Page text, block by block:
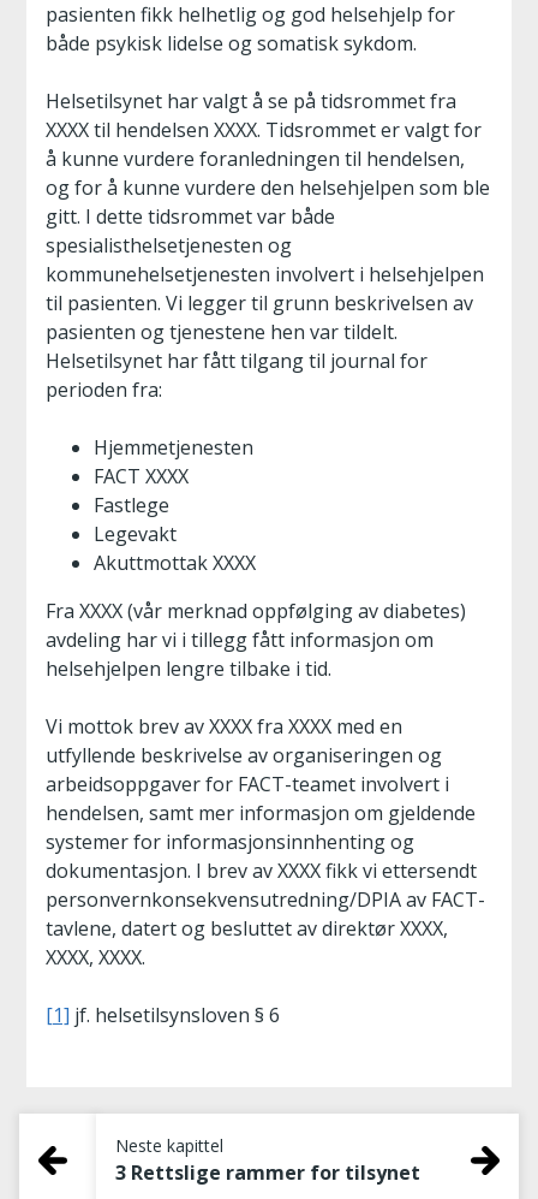
pasienten fikk helhetlig og god helsehjelp for
både psykisk lidelse og somatisk sykdom.
Helsetilsynet har valgt å se på tidsrommet fra
XXXX til hendelsen XXXX. Tidsrommet er valgt for
å kunne vurdere foranledningen til hendelsen,
og for å kunne vurdere den helsehjelpen som ble
gitt. I dette tidsrommet var både
spesialisthelsetjenesten og
kommunehelsetjenesten involvert i helsehjelpen
til pasienten. Vi legger til grunn beskrivelsen av
pasienten og tjenestene hen var tildelt.
Helsetilsynet har fått tilgang til journal for
perioden fra:
Hjemmetjenesten
FACT XXXX
Fastlege
Legevakt
Akuttmottak XXXX
Fra XXXX (vår merknad oppfølging av diabetes)
avdeling har vi i tillegg fått informasjon om
helsehjelpen lengre tilbake i tid.
Vi mottok brev av XXXX fra XXXX med en
utfyllende beskrivelse av organiseringen og
arbeidsoppgaver for FACT-teamet involvert i
hendelsen, samt mer informasjon om gjeldende
systemer for informasjonsinnhenting og
dokumentasjon. I brev av XXXX fikk vi ettersendt
personvernkonsekvensutredning/DPIA av FACT-
tavlene, datert og besluttet av direktør XXXX,
XXXX, XXXX.
[1] jf. helsetilsynsloven § 6
Neste kapittel
3 Rettslige rammer for tilsynet